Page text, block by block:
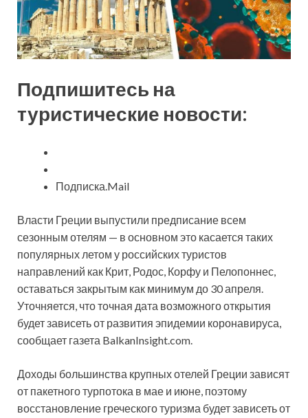
Подпишитесь на
туристические новости:
Подписка.Mail
Власти Греции выпустили предписание всем
сезонным отелям — в основном это касается таких
популярных летом у российских туристов
направлений как Крит, Родос, Корфу и Пелопоннес,
оставаться закрытым как минимум до 30 апреля.
Уточняется, что точная дата возможного открытия
будет зависеть от развития эпидемии коронавируса,
сообщает газета BalkanInsight.com.
Доходы большинства крупных отелей Греции зависят
от пакетного турпотока в мае и июне, поэтому
восстановление греческого туризма будет зависеть от